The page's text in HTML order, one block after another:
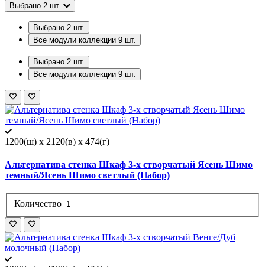
Выбрано 2 шт.
Выбрано 2 шт.
Все модули коллекции 9 шт.
Выбрано 2 шт.
Все модули коллекции 9 шт.
1200(ш) x 2120(в) x 474(г)
Альтернатива стенка Шкаф 3-х створчатый Ясень Шимо
темный/Ясень Шимо светлый (Набор)
Количество